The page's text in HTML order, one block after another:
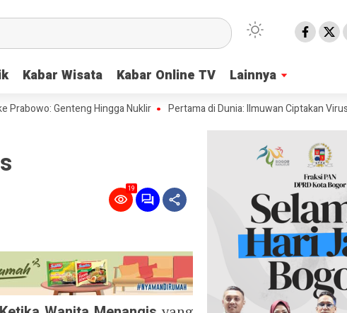
Kabar Wisata Kabar Online TV Lainnya
Kabar Wisata Kabar Online TV Lainnya
Genteng Hingga Nuklir Pertama di Dunia: Ilmuwan Ciptakan Virus Pakai AI
19